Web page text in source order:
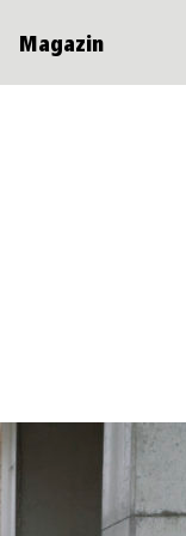
Magazin